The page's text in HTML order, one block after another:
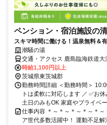
ペンション・宿泊施設の
スキマ時間に働ける！温泉無料＆
潮騒の湯
交通・アクセス 鹿島臨海鉄道
時給1,100円以上
茨城県東茨城郡
勤務時間詳細 ＜勤務時間＞
トは柔軟に対応します ／ ✅お
土日のみもOK 家庭やプライベ
仕事内容 ＊～＊～＊～＊～＊
ア世代多数活躍中！ 運動不足